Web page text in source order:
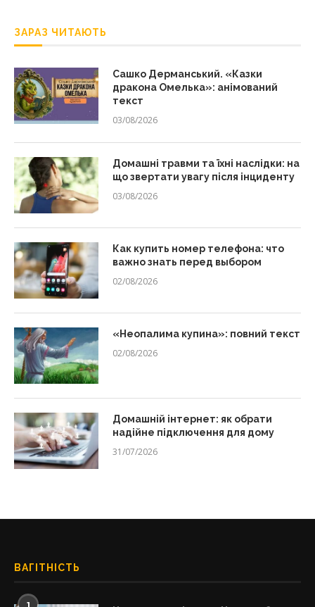
ЗАРАЗ ЧИТАЮТЬ
Сашко Дерманський. «Казки
дракона Омелька»: анімований
текст
03/08/2026
Домашні травми та їхні наслідки: на
що звертати увагу після інциденту
03/08/2026
Как купить номер телефона: что
важно знать перед выбором
02/08/2026
«Неопалима купина»: повний текст
02/08/2026
Домашній інтернет: як обрати
надійне підключення для дому
31/07/2026
ВАГІТНІСТЬ